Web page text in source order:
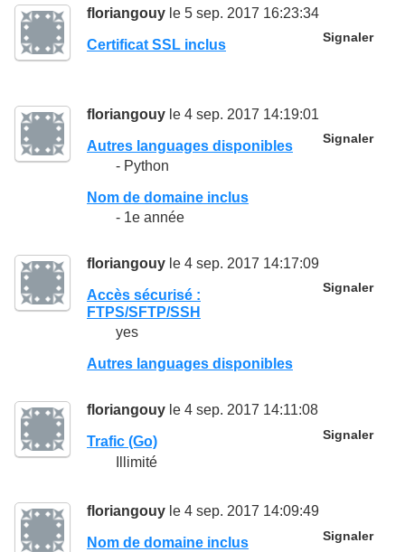
floriangouy le 5 sep. 2017 16:23:34
Signaler
Certificat SSL inclus
floriangouy le 4 sep. 2017 14:19:01
Signaler
Autres languages disponibles
- Python
Nom de domaine inclus
- 1e année
floriangouy le 4 sep. 2017 14:17:09
Signaler
Accès sécurisé :
FTPS/SFTP/SSH
yes
Autres languages disponibles
floriangouy le 4 sep. 2017 14:11:08
Signaler
Trafic (Go)
Illimité
floriangouy le 4 sep. 2017 14:09:49
Signaler
Nom de domaine inclus